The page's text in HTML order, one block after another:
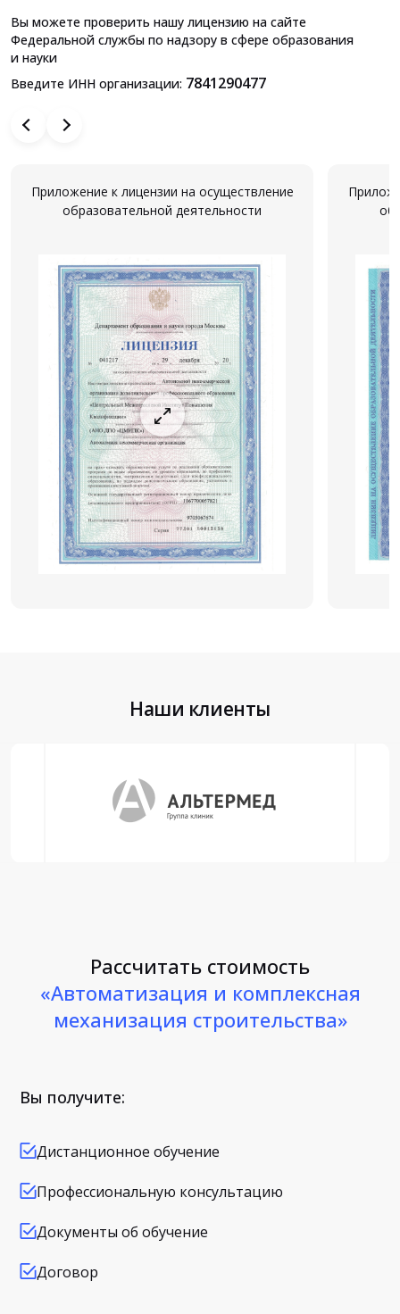
Вы можете проверить нашу лицензию на сайте
Федеральной службы по надзору в сфере образования
и науки
Введите ИНН организации: 7841290477
Приложение к лицензии на осуществление
образовательной деятельности
Наши клиенты
Рассчитать стоимость
«Автоматизация и комплексная
механизация строительства»
Вы получите:
Дистанционное обучение
Профессиональную консультацию
Документы об обучение
Договор